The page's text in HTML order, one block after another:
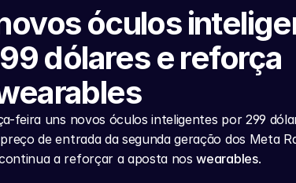
óculos
dólares e reforça
feira uns novos óculos inteligentes por 299
de entrada da segunda geração dos Meta
a reforçar a aposta nos wearables.